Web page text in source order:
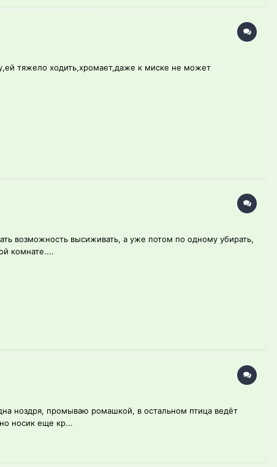
тяжело ходить,хромает,даже к миске не может
возможность высиживать, а уже потом по одному убирать,
комнате....
ноздря, промываю ромашкой, в остальном птица ведёт
носик еще кр...